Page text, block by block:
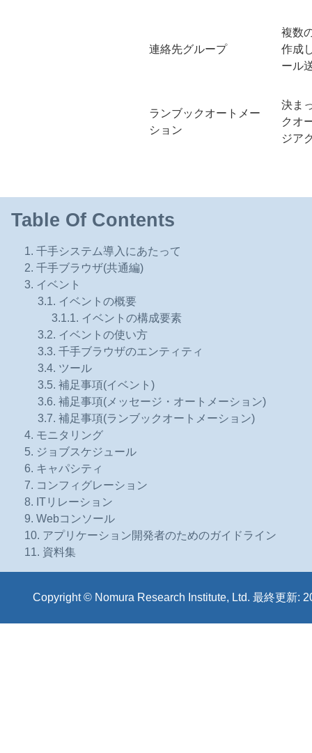
Table Of Contents
1. 千手システム導入にあたって
2. 千手ブラウザ(共通編)
3. イベント
3.1. イベントの概要
3.1.1. イベントの構成要素
3.2. イベントの使い方
3.3. 千手ブラウザのエンティティ
3.4. ツール
3.5. 補足事項(イベント)
3.6. 補足事項(メッセージ・オートメーション)
3.7. 補足事項(ランブックオートメーション)
4. モニタリング
5. ジョブスケジュール
6. キャパシティ
7. コンフィグレーション
8. ITリレーション
9. Webコンソール
10. アプリケーション開発者のためのガイドライン
11. 資料集
連絡先グループ
複数
作成
ール
ランブックオートメー
ション
決ま
クオ
ジア
Copyright © Nomura Research Institute, Ltd. 最終更新: